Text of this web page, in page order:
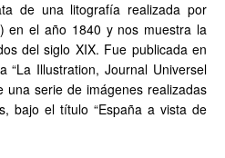
de una litografía realizada por
en el año 1840 y nos muestra la
del siglo XIX. Fue publicada en
“La Illustration, Journal Universel
una serie de imágenes realizadas
bajo el título “España a vista de